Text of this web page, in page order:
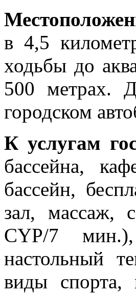
в 4,5
ходьбы до
500 метрах.
городском
К услугам
бассейна,
бассейн,
зал, массаж,
CYP/7
настольный
виды спорта,